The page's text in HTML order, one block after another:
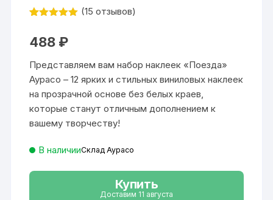
основе
пользовател
ей
(15 отзывов)
488 ₽
Представляем вам набор наклеек «Поезда»
Аурасо – 12 ярких и стильных виниловых наклеек
на прозрачной основе без белых краев,
которые станут отличным дополнением к
вашему творчеству!
В наличииСклад Аурасо
Купить
Доставим 11 августа